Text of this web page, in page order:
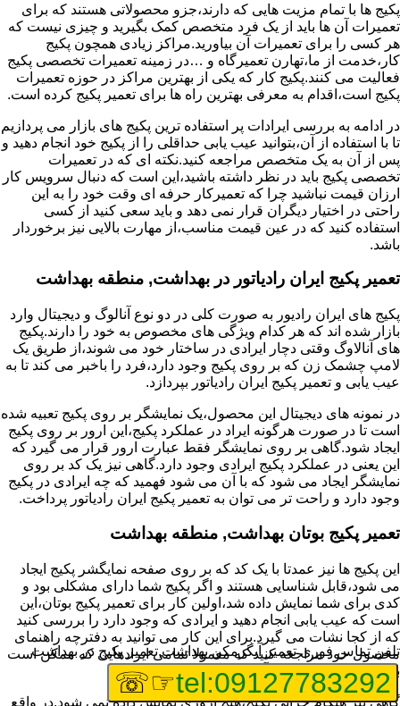
پکیج ها با تمام مزیت هایی که دارند،جزو محصولاتی هستند که برای
تعمیرات آن ها باید از یک فرد متخصص کمک بگیرید و چیزی نیست که
هر کسی را برای تعمیرات آن بیاورید.مراکز زیادی همچون پکیج
کار،خدمت از ما،تهارن تعمیرگاه و …در زمینه تعمیرات تخصصی پکیج
فعالیت می کنند.پکیج کار که یکی از بهترین مراکز در حوزه تعمیرات
پکیج است،اقدام به معرفی بهترین راه ها برای تعمیر پکیج کرده است.
در ادامه به بررسی ایرادات پر استفاده ترین پکیج های بازار می پردازیم
تا با استفاده از آن،بتوانید عیب یابی حداقلی را از پکیج خود انجام دهید و
پس از آن به یک متخصص مراجعه کنید.نکته ای که در تعمیرات
تخصصی پکیج باید در نظر داشته باشید،این است که دنبال سرویس کار
ارزان قیمت نباشید چرا که تعمیرکار حرفه ای وقت خود را به این
راحتی در اختیار دیگران قرار نمی دهد و باید سعی کنید از کسی
استفاده کنید که در عین قیمت مناسب،از مهارت بالایی نیز برخوردار
باشد.
تعمیر پکیج ایران رادیاتور در بهداشت, منطقه بهداشت
پکیج های ایران رادیور به صورت کلی در دو نوع آنالوگ و دیجیتال وارد
بازار شده اند که هر کدام ویژگی های مخصوص به خود را دارند.پکیج
های آنالاوگ وقتی دچار ایرادی در ساختار خود می شوند،از طریق یک
لامپ چشمک زن که بر روی پکیج وجود دارد،فرد را باخبر می کند تا به
عیب یابی و تعمیر پکیج ایران رادیاتور بپردازد.
در نمونه های دیجیتال این محصول،یک نمایشگر بر روی پکیج تعبیه شده
است تا در صورت هرگونه ایراد در عملکرد پکیج،این ارور بر روی پکیج
ایجاد شود.گاهی بر روی نمایشگر فقط عبارت ارور قرار می گیرد که
این یعنی در عملکرد پکیج ایرادی وجود دارد.گاهی نیز یک کد بر روی
نمایشگر ایجاد می شود که با آن می شود فهمید که چه ایرادی در پکیج
وجود دارد و راحت تر می توان به تعمیر پکیج ایران رادیاتور پرداخت.
تعمیر پکیج بوتان بهداشت, منطقه بهداشت
این پکیج ها نیز عمدتا با یک کد که بر روی صفحه نمایگشر پکیج ایجاد
می شود،قابل شناسایی هستند و اگر پکیج شما دارای مشکلی بود و
کدی برای شما نمایش داده شد،اولین کار برای تعمیر پکیج بوتان،این
است که عیب یابی انجام دهید و ایرادی که وجود دارد را بررسی کنید
که از کجا نشات می گیرد.برای این کار می توانید به دفترچه راهنمای
محصول خود مراجعه کنید که معمولا تمامی ایرادهایی که ممکن است
برای پکیج پیش بیاید در آن قرار گرفته است.
گاهی نیز هنگام خرابی پکیج،هیچ اروری نمایش داده نمی شود.در واقع
تلفن تماس فوریتعمیر آبگرمکن بهداشت,تعمیر پکیج در بهداشت
tel:09127783292
☞☏